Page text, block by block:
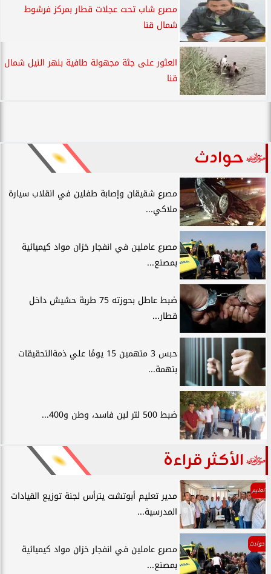
مصرع شاب تحت عجلات قطار بمركز فرشوط
شمال قنا
العثور على جثة مجهولة طافية بنهر النيل شمال
قنا
حوادث
مصرع شقيقان وإصابة طفلين في انقلاب سيارة
ملاكي...
مصرع عاملين في انفجار خزان مواد كيميائية
بمصنع...
ضبط عاطل بحوزته 75 طربة حشيش داخل
قطار...
حبس 3 متهمين 15 يومًا علي ذمةالتحقيقات
بتهمة...
ضبط 500 لتر لبن فاسد، وطن و400...
الأكثر قراءة
تعليم
مدير تعليم أبوتشت يترأس لجنة توزيع القيادات
المدرسية...
حوادث
مصرع عاملين في انفجار خزان مواد كيميائية
بمصنع...